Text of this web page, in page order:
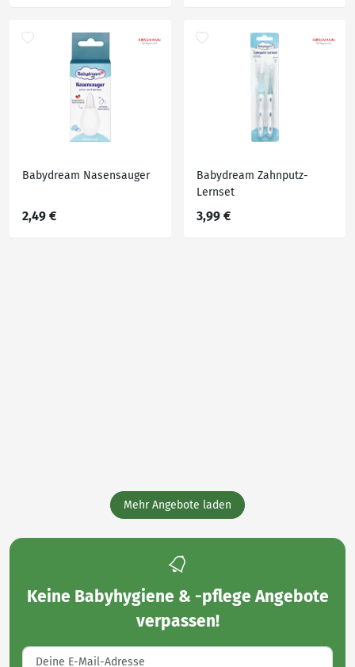
Babydream Nasensauger
2,49 €
Babydream Zahnputz-
Lernset
3,99 €
Mehr Angebote laden
Keine Babyhygiene & -pflege Angebote
verpassen!